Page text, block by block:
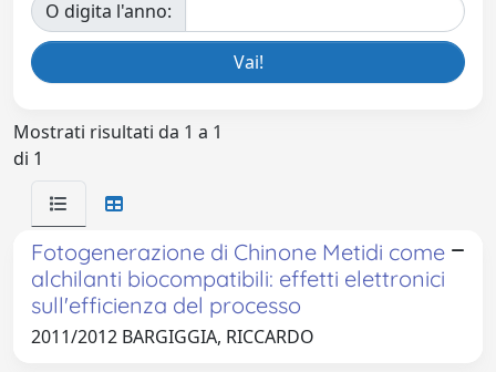
O digita l'anno:
Mostrati risultati da 1 a 1
di 1
Fotogenerazione di Chinone Metidi come
alchilanti biocompatibili: effetti elettronici
sull'efficienza del processo
2011/2012 BARGIGGIA, RICCARDO